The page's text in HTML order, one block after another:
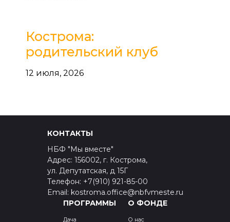
Кострома:
родительский клуб
12 июля, 2026
КОНТАКТЫ
НБФ "Мы вместе"
Адрес: 156002, г. Кострома,
ул. Депутатская, д 15Г
Телефон: +7(910) 921-85-00
Email: kostroma.office@nbfvmeste.ru
ПРОГРАММЫ
Дача
О ФОНДЕ
О нас